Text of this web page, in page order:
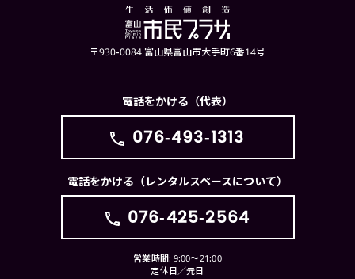
〒930-0084 富山県富山市大手町6番14号
電話をかける（代表）
076-493-1313
電話をかける（レンタルスペースについて）
076-425-2564
営業時間: 9:00〜21:00
定休日／元日